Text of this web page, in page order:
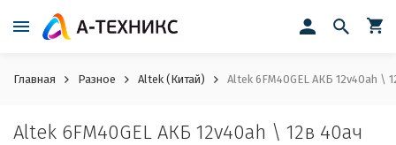
Главная Разное Altek (Китай) Altek 6FM40GEL АКБ 12v40ah \
Altek 6FM40GEL АКБ 12v40ah \ 12в 40ач